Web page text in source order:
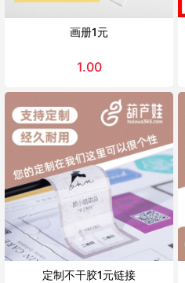
画册1元
1.00
定制不干胶1元链接